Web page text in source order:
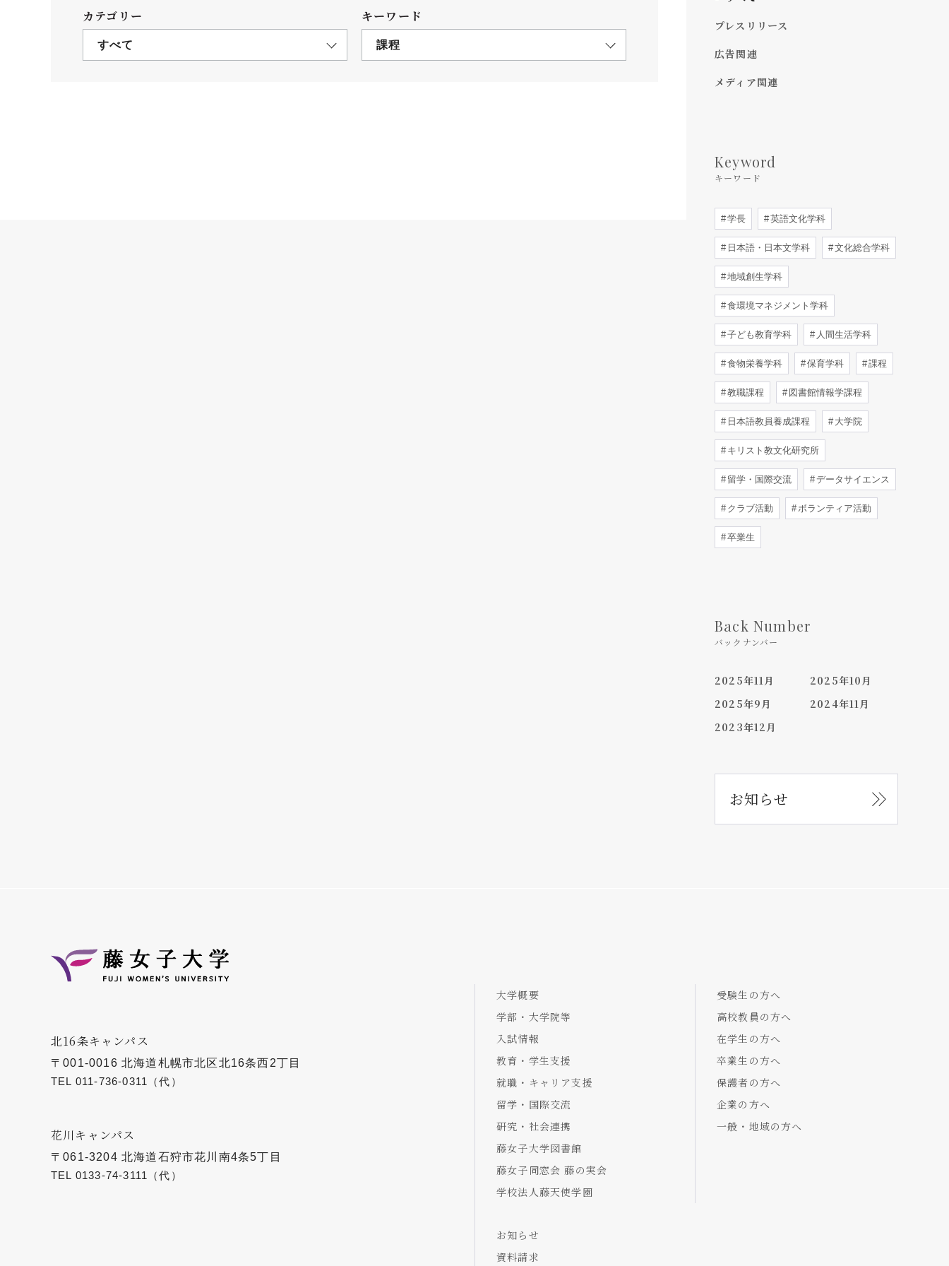
３Dパノラマビュー
カテゴリー
すべて
キーワード
課程
プレスリリース
広告関連
メディア関連
Keyword
キーワード
学長 英語文化学科
日本語・日本文学科 文化総合学科
地域創生学科
食環境マネジメント学科
子ども教育学科 人間生活学科
食物栄養学科 保育学科 課程
教職課程 図書館情報学課程
日本語教員養成課程 大学院
キリスト教文化研究所
留学・国際交流 データサイエンス
クラブ活動 ボランティア活動
卒業生
Back Number
バックナンバー
2025年11月
2025年10月
2025年9月
2024年11月
2023年12月
お知らせ
北16条キャンパス
〒001-0016 北海道札幌市北区北16条西2丁目
TEL 011-736-0311 （代）
花川キャンパス
〒061-3204 北海道石狩市花川南4条5丁目
TEL 0133-74-3111 （代）
大学概要
学部・大学院等
入試情報
教育・学生支援
就職・キャリア支援
留学・国際交流
研究・社会連携
藤女子大学図書館
藤女子同窓会 藤の実会
学校法人藤天使学園
受験生の方へ
高校教員の方へ
在学生の方へ
卒業生の方へ
保護者の方へ
企業の方へ
一般・地域の方へ
お知らせ
資料請求